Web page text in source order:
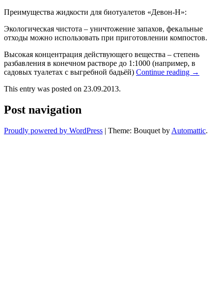
Преимущества жидкости для биотуалетов «Девон-Н»:
Экологическая чистота – уничтожение запахов, фекальные
отходы можно использовать при приготовлении компостов.
Высокая концентрация действующего вещества – степень
разбавления в конечном растворе до 1:1000 (например, в
садовых туалетах с выгребной бадьёй) Continue reading →
This entry was posted on 23.09.2013.
Post navigation
Proudly powered by WordPress | Theme: Bouquet by Automattic.